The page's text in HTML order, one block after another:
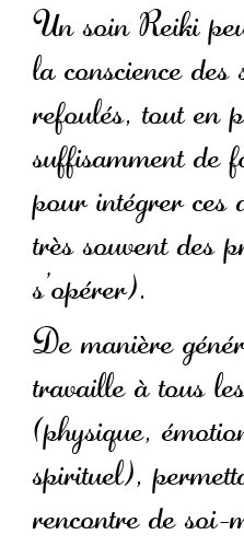
Un soin Reiki
la conscience des
refoulés, tout en
suffisamment de
pour intégrer ces
très souvent des
s’opérer).
De manière
travaille à tous
(physique,
spirituel),
rencontre de soi-